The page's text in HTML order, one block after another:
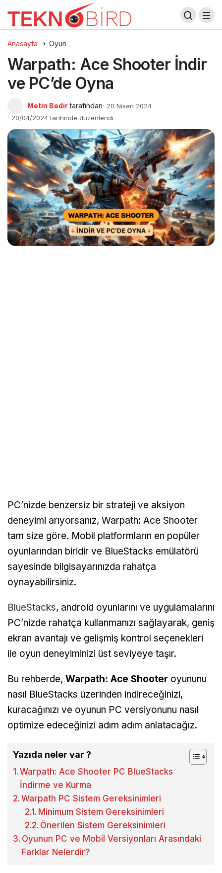
Anasayfa Oyun
Warpath: Ace Shooter İndir
ve PC’de Oyna
Metin Bedir tarafından
20 Nisan 2024
20/04/2024 tarihinde düzenlendi
PC’nizde benzersiz bir strateji ve aksiyon
deneyimi arıyorsanız, Warpath: Ace Shooter
tam size göre. Mobil platformların en popüler
oyunlarından biridir ve BlueStacks emülatörü
sayesinde bilgisayarınızda rahatça
oynayabilirsiniz.
BlueStacks, android oyunlarını ve uygulamalarını
PC’nizde rahatça kullanmanızı sağlayarak, geniş
ekran avantajı ve gelişmiş kontrol seçenekleri
ile oyun deneyiminizi üst seviyeye taşır.
Bu rehberde, Warpath: Ace Shooter oyununu
nasıl BlueStacks üzerinden indireceğinizi,
kuracağınızı ve oyunun PC versiyonunu nasıl
optimize edeceğinizi adım adım anlatacağız.
Yazıda neler var ?
Warpath: Ace Shooter PC BlueStacks
İndirme ve Kurma
Warpath PC Sistem Gereksinimleri
Minimum Sistem Gereksinimleri
Önerilen Sistem Gereksinimleri
Oyunun PC ve Mobil Versiyonları Arasındaki
Farklar Nelerdir?